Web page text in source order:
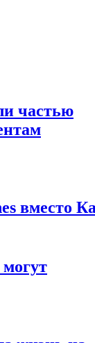
частью
вместо